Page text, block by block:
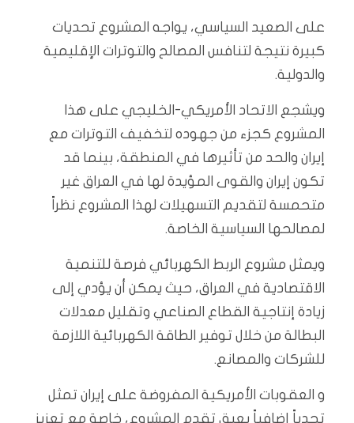
على الصعيد السياسي، يواجه المشروع تحديات
كبيرة نتيجة لتنافس المصالح والتوترات الإقليمية
والدولية.
ويشجع الاتحاد الأمريكي-الخليجي على هذا
المشروع كجزء من جهوده لتخفيف التوترات مع
إيران والحد من تأثيرها في المنطقة، بينما قد
تكون إيران والقوى المؤيدة لها في العراق غير
متحمسة لتقديم التسهيلات لهذا المشروع نظراً
لمصالحها السياسية الخاصة.
ويمثل مشروع الربط الكهربائي فرصة للتنمية
الاقتصادية في العراق، حيث يمكن أن يؤدي إلى
زيادة إنتاجية القطاع الصناعي وتقليل معدلات
البطالة من خلال توفير الطاقة الكهربائية اللازمة
للشركات والمصانع.
و العقوبات الأمريكية المفروضة على إيران تمثل
تحدياً إضافياً يعيق تقدم المشروع، خاصة مع تعزيز